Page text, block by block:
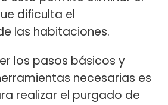
dificulta el
las habitaciones.
los pasos básicos y
necesarias es
realizar el purgado de